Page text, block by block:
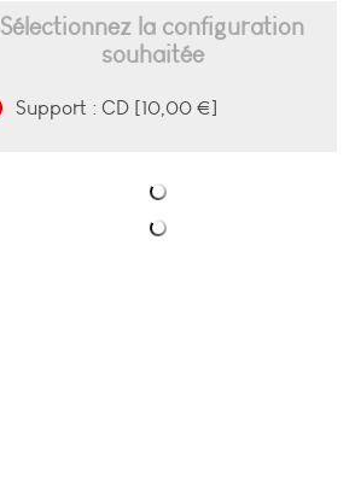
Sélectionnez la configuration
souhaitée
Support : CD [10,00 €]